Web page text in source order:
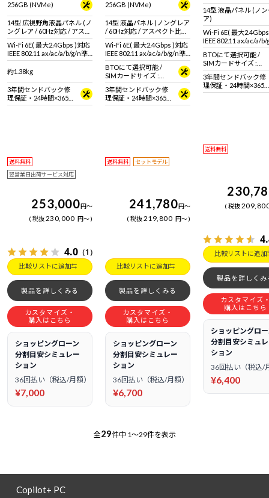
256GB (NVMe)
14型 広視野角液晶パネル (ノ
ングレア / 60Hz対応 / アスペ
クト比16:9)
Wi-Fi 6E( 最大2.4Gbps )対応
IEEE 802.11 ax/ac/a/b/g/n準
拠 ＋ Bluetooth 5内蔵
約1.38kg
3年間センドバック修
理保証・24時間×365
日電話サポート
送料無料
翌営業日出荷サービス対応
253,000円～
税抜230,000 円～
4.0 （1）
比較リストに追加
製品を詳しくみる
カスタマイズ・
購入はこちら
ショッピングローン
分割目安シミュレー
ション
36回払い（税込/月額）
¥7,000
256GB (NVMe)
14型 液晶パネル (ノングレア
/ 60Hz対応 / アスペクト比
16:9)
Wi-Fi 6E( 最大2.4Gbps )対応
IEEE 802.11 ax/ac/a/b/g/n準
拠 ＋ Bluetooth 5内蔵
BTOにて選択可能 /
SIMカードサイズ :
Micro SIMカード
3年間センドバック修
理保証・24時間×365
日電話サポート
送料無料 セットモデル
241,780円～
税抜219,800 円～
比較リストに追加
製品を詳しくみる
カスタマイズ・
購入はこちら
ショッピングローン
分割目安シミュレー
ション
36回払い（税込/月額）
¥6,700
14型 液晶パネル (ノ
ア)
Wi-Fi 6E( 最大
IEEE 802.11 ax/ac/a/
拠 ＋ Bluetooth 5内蔵
BTOにて選択可能 /
SIMカードサイズ :
Micro SIMカード
3年間センドバック修
理保証・24時間×365
日電話サポート
送料無料
税抜
比較リストに追加
製品を詳しくみ
カスタマイズ
購入はこちら
ショッピングロ
分割目安シミュ
ション
36回払い（税込/
¥6,400
全29件中 1～29件を表示
Copilot+ PC